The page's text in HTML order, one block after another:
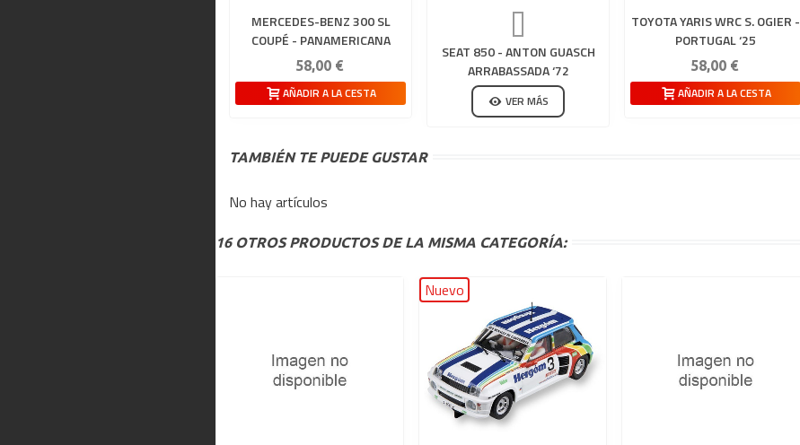
MERCEDES-BENZ 300 SL
COUPÉ - PANAMERICANA
58,00 €
AÑADIR A LA CESTA
SEAT 850 - ANTON GUASCH
ARRABASSADA ‘72
VER MÁS
TOYOTA YARIS WRC S. OGIER -
PORTUGAL ‘25
58,00 €
AÑADIR A LA CESTA
TAMBIÉN TE PUEDE GUSTAR
No hay artículos
16 OTROS PRODUCTOS DE LA MISMA CATEGORÍA:
Nuevo